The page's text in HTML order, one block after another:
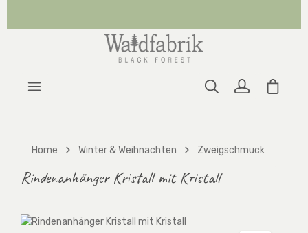
Home Winter & Weihnachten Zweigschmuck
Rindenanhänger Kristall mit Kristall
Bildergalerie überspringen